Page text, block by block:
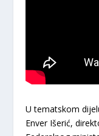
U tematskom
Enver Išerić,